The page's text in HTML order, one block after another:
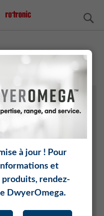
Humidité
à jour ! Pour
et
rendez-
DwyerOmega.